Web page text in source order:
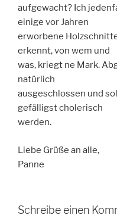
aufgewacht? Ich
einige vor Jahren
erworbene
erkennt, von wem und
was, kriegt ne Mark.
natürlich
ausgeschlossen und
gefälligst cholerisch
werden.
Liebe Grüße an alle,
Panne
Schreibe einen